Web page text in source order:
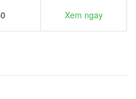
Xem ngay